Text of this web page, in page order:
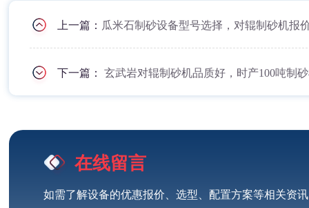
上一篇： 瓜米石制砂设备型号选择，对辊制砂机报
下一篇：玄武岩对辊制砂机品质好，时产100吨制
在线留言
如需了解设备的优惠报价、选型、配置方案等相关资